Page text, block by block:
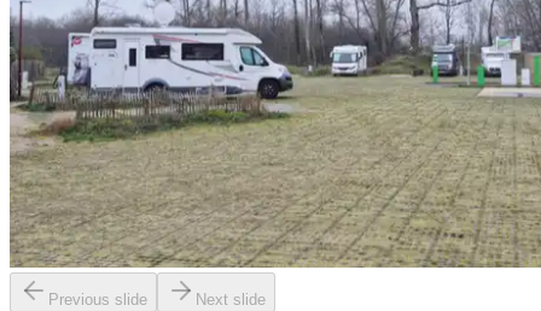
Previous slide Next slide